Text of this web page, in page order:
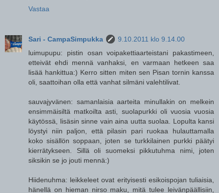
Vastaa
Sari - CampaSimpukka
9.10.2011 klo 9.14.00
luimupupu: pistin osan voipakettiaarteistani pakastimeen,
etteivät ehdi mennä vanhaksi, en varmaan hetkeen saa
lisää hankittua:) Kerro sitten miten sen Pisan tornin kanssa
oli, saattoihan olla että vanhat silmäni valehtilivat.
sauvajyvänen: samanlaisia aarteita minullakin on melkein
ensimmäisiltä matkoilta asti, suolapurkki oli vuosia vuosia
käytössä, lisäsin sinne vain aina uutta suolaa. Lopulta kansi
löystyi niin paljon, että pilasin pari ruokaa hulauttamalla
koko sisällön soppaan, joten se turkkilainen purkki päätyi
kierrätykseen. Sillä oli suomeksi pikkutuhma nimi, joten
siksikin se jo jouti mennä:)
Hiidenuhma: leikkeleet ovat erityisesti esikoispojan tuliaisia,
hänellä on hieman nirso maku, mitä tulee leivänpäällisiin,